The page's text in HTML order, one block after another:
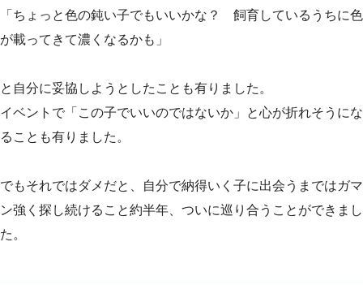
「ちょっと色の鈍い子でもいいかな？ 飼育しているうちに色
が載ってきて濃くなるかも」
と自分に妥協しようとしたことも有りました。
イベントで「この子でいいのではないか」と心が折れそうにな
ることも有りました。
でもそれではダメだと、自分で納得いく子に出会うまではガマ
ン強く探し続けること約半年、ついに巡り合うことができまし
た。